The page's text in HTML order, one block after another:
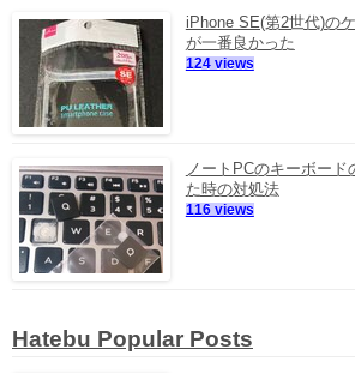
iPhone SE(第2世代)の
が一番良かった
124 views
ノートPCのキーボー
た時の対処法
116 views
Hatebu Popular Posts